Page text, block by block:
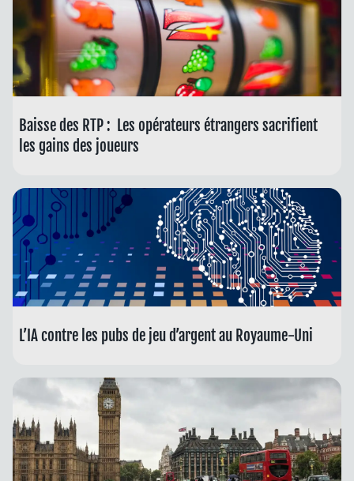
Baisse des RTP : Les opérateurs étrangers sacrifient
les gains des joueurs
L’IA contre les pubs de jeu d’argent au Royaume-Uni